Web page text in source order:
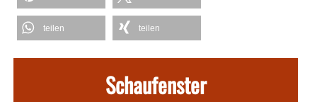
teilen teilen
Schaufenster